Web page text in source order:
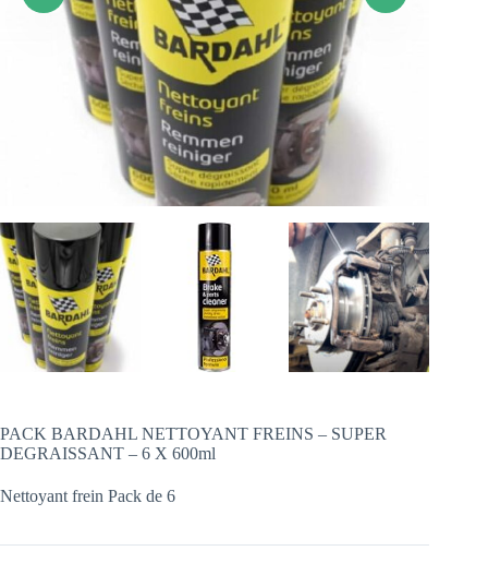
PACK BARDAHL NETTOYANT FREINS – SUPER
DEGRAISSANT – 6 X 600ml
Nettoyant frein Pack de 6